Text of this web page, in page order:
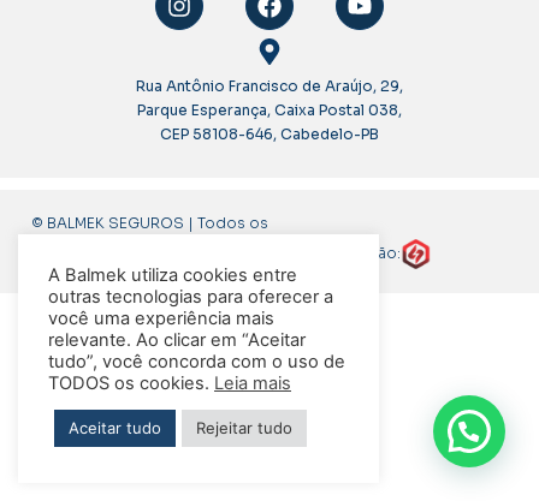
Rua Antônio Francisco de Araújo, 29,
Parque Esperança, Caixa Postal 038,
CEP 58108-646, Cabedelo-PB
© BALMEK SEGUROS | Todos os
Criação:
A Balmek utiliza cookies entre
outras tecnologias para oferecer a
você uma experiência mais
relevante. Ao clicar em “Aceitar
tudo”, você concorda com o uso de
TODOS os cookies. Leia mais
Aceitar tudo Rejeitar tudo